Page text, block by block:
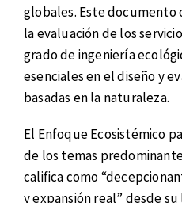
globales. Este
la evaluación de los
grado de ingeniería
esenciales en el diseño y
basadas en la naturaleza.
El Enfoque Ecosistémico
de los temas
califica como
y expansión real” desde